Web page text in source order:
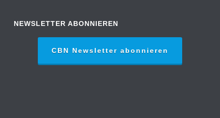
NEWSLETTER ABONNIEREN
CBN Newsletter abonnieren